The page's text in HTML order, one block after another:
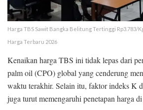
Harga TBS Sawit Bangka Belitung Tertinggi Rp3.783/
Harga Terbaru 2026
Kenaikan harga TBS ini tidak lepas dari
palm oil (CPO) global yang cenderung
waktu terakhir. Selain itu, faktor indeks K
juga turut memengaruhi penetapan harga